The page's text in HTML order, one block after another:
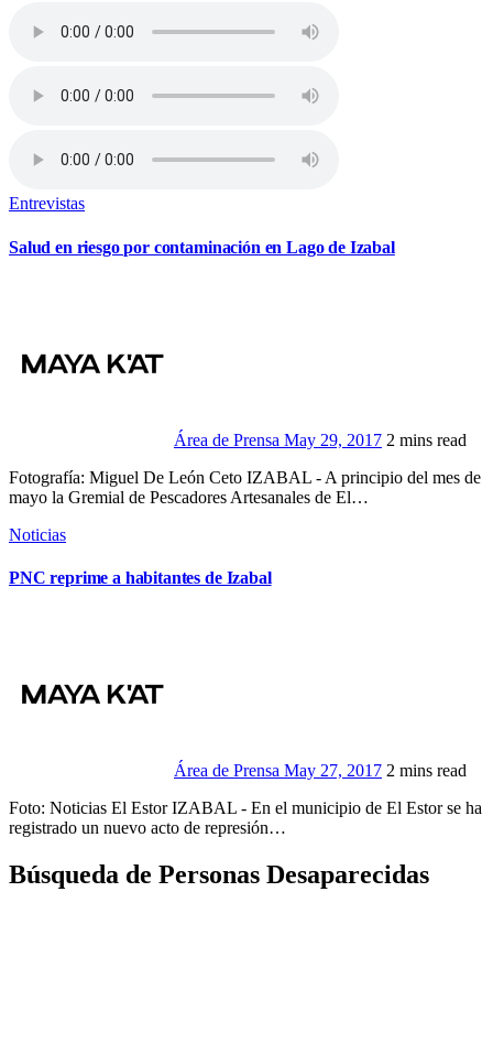
Entrevistas
Salud en riesgo por contaminación en Lago de Izabal
Área de Prensa May 29, 2017 2 mins read
Fotografía: Miguel De León Ceto IZABAL - A principio del mes de
mayo la Gremial de Pescadores Artesanales de El…
Noticias
PNC reprime a habitantes de Izabal
Área de Prensa May 27, 2017 2 mins read
Foto: Noticias El Estor IZABAL - En el municipio de El Estor se ha
registrado un nuevo acto de represión…
Búsqueda de Personas Desaparecidas